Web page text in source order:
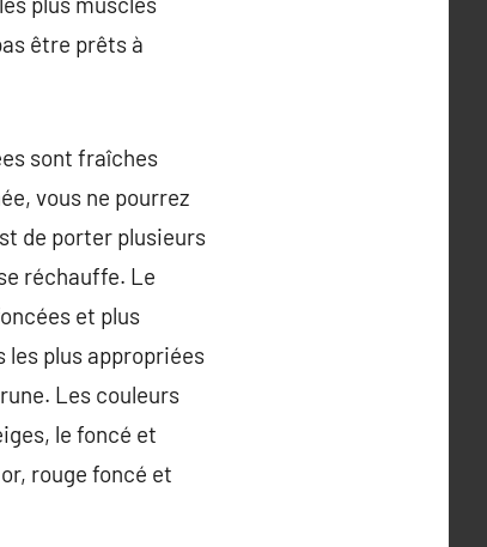
être prêts à
sont fraîches
vous ne pourrez
de porter plusieurs
réchauffe. Le
et plus
les plus appropriées
Les couleurs
le foncé et
rouge foncé et